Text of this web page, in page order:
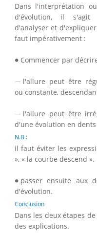
Dans l'interprétation
d'évolution, il s'agit
d'analyser et
faut impérativement :
∙
∙ Commencer par
− l'allure peut être
ou constante,
− l'allure peut être
d'une évolution en dents
N.B :
il faut éviter les
», « la courbe descend ».
∙
∙ passer ensuite aux
d'évolution.
Conclusion
Dans les deux étapes
des explications.